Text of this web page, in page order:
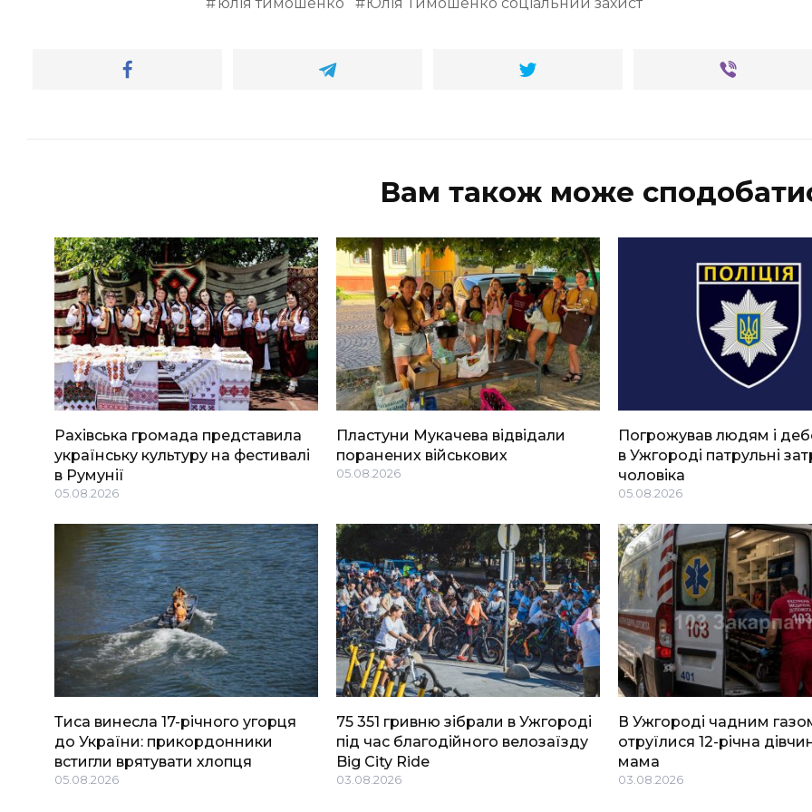
Вам також може
Рахівська громада представила
українську культуру на фестивалі
в Румунії
05.08.2026
Пластуни Мукачева відвідали
поранених військових
05.08.2026
Погрожував людям і
в Ужгороді патрульні
чоловіка
05.08.2026
Тиса винесла 17-річного угорця
до України: прикордонники
встигли врятувати хлопця
05.08.2026
75 351 гривню зібрали в Ужгороді
під час благодійного велозаїзду
Big Сity Ride
03.08.2026
В Ужгороді чадним
отруїлися 12-річна
мама
03.08.2026